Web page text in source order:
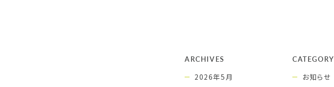
ARCHIVES
2026年5月
CATEGORY
お知らせ